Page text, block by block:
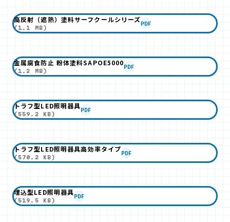
高反射（遮熱）塗料サーフクールシリーズ
(1.1 MB)
PDF
金属腐食防止 粉体塗料SAPOE5000
(1.2 MB)
PDF
トラフ型LED照明器具
(559.2 KB)
PDF
トラフ型LED照明器具高効率タイプ
(570.2 KB)
PDF
埋込型LED照明器具
(519.5 KB)
PDF